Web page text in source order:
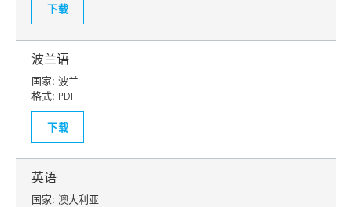
下载
波兰语
国家: 波兰
格式: PDF
下载
英语
国家: 澳大利亚